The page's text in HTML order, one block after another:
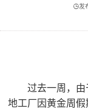
发
过去一周，由
地工厂因黄金周